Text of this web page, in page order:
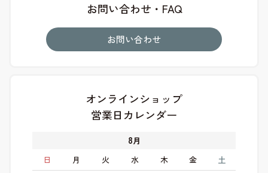
お問い合わせ・FAQ
お問い合わせ
オンラインショップ
営業日カレンダー
8月
日
月 火 水 木 金 土